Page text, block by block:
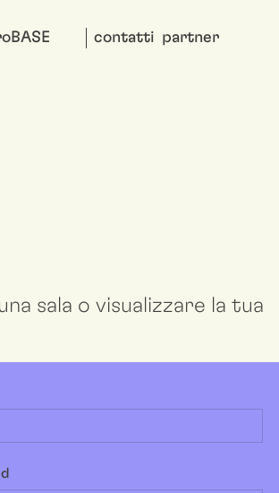
contatti partner
sala o visualizzare la tua